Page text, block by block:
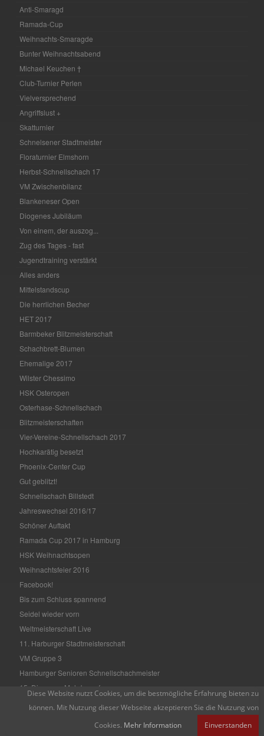
Anti-Smaragd
Ramada-Cup
Weihnachts-Smaragde
Bunter Weihnachtsabend
Michael Keuchen †
Club-Turnier Perlen
Vielversprechend
Angriffslust +
Skatturnier
Schnelsener Stadtmeister
Floraturnier Elmshorn
Herbst-Schnellschach 17
VM Zwischenbilanz
Blankeneser Open
Diogenes Jubiläum
Von einem, der auszog...
Zug des Tages - fast
Jugendtraining verstärkt
Alles anders
Mittelstandscup
Die herrlichen Becher
HET 2017
Barmbeker Blitzmeisterschaft
Schachbrett-Blumen
Ehemalige 2017
Wilster Chessimo
HSK Osteropen
Osterhase-Schnellschach
Blitzmeisterschaften
Vier-Vereine-Schnellschach 2017
Hochkarätig besetzt
Phoenix-Center Cup
Gut geblitzt!
Schnellschach Billstedt
Jahreswechsel 2016/17
Schöner Auftakt
Ramada Cup 2017 in Hamburg
HSK Weihnachtsopen
Weihnachtsfeier 2016
Facebook!
Bis zum Schluss spannend
Seidel wieder vorn
Weltmeisterschaft Live
11. Harburger Stadtmeisterschaft
VM Gruppe 3
Hamburger Senioren Schnellschachmeister
15. Diogenes Mehrkampf
Diese Website nutzt Cookies, um die bestmögliche Erfahrung bieten zu
können. Mit Nutzung dieser Webseite akzeptieren Sie die Nutzung von
Cookies. Mehr Information Einverstanden